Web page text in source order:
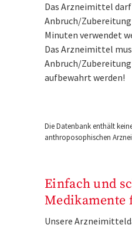
Das Arzneimittel darf
Anbruch/
Minuten verwendet
Das Arzneimittel
Anbruch/
aufbewahrt werden!
Die Datenbank enthält
anthroposophischen
Einfach und
Medikamente
Unsere